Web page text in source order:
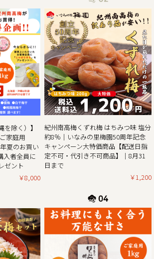
ず紀州南高梅の「夏のお買い得企画」開
干1kg×2個セットが大変お得にお買い求
買い得企画を8月31日（日）まで開催さ
また、期間中当企画の商品をご購入いた
和歌山県北山村が原産のじゃばらを使っ
らまる」もプレゼント！
ょう）被害により、2年連続の梅の大凶
例年の半分〜3割の見込みとなりまし
災にも負けず強く育った梅を皆さまの元
んな想いから夏のお買い得企画を開催さ
謝還元セール!!｜生クリームぱんだ21個
中!!
和歌山のジャイアントパンダが6月で中
。
」の感謝を気持ちを込めて、生クリーム
を除く）】
家庭用
夏のお買い
入者全員に
ゼント
￥8,000
紀州南高梅くずれ梅 はちみつ味 塩分
約8％｜いなみの里梅園50周年記念
キャンペーン大特価商品【配送日指
定不可・代引き不可商品】｜8月31
日まで
￥1,200